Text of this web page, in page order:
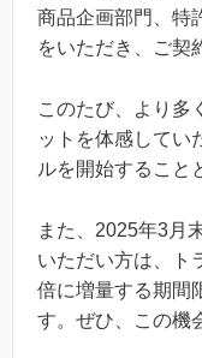
商品企画部門、特
をいただき、ご契
このたび、より多
ットを体感してい
ルを開始すること
また、2025年3月
いただい方は、ト
倍に増量する期間
す。ぜひ、この機